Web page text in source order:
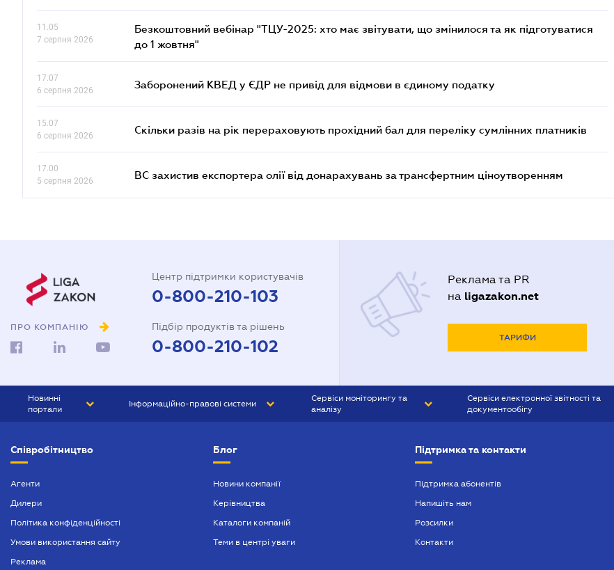
11.05
7 серпня 2026
Безкоштовний вебінар "ТЦУ-2025: хто має звітувати, що змінилося та як підготуватися
до 1 жовтня"
17.07
6 серпня 2026
Заборонений КВЕД у ЄДР не привід для відмови в єдиному податку
15.07
6 серпня 2026
Скільки разів на рік перераховують прохідний бал для переліку сумлінних платників
17.00
5 серпня 2026
ВС захистив експортера олії від донарахувань за трансфертним ціноутворенням
ПРО КОМПАНІЮ
Центр підтримки користувачів
0-800-210-103
Підбір продуктів та рішень
0-800-210-102
Реклама та PR
на ligazakon.net
ТАРИФИ
Новинні
портали
БІЗНЕС
Інформаційно-правові системи
БУХГАЛТЕР ПРОФ
Сервіси моніторингу та
аналізу
Сервіси електронної звітності та
документообігу
Співробітництво
Агенти
Дилери
Політика конфіденційності
Умови використання сайту
Реклама
Блог
Новини компанії
Керівництва
Каталоги компаній
Теми в центрі уваги
Підтримка та контакти
Підтримка абонентів
Напишіть нам
Розсилки
Контакти